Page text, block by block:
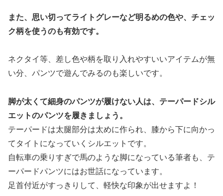
また、思い切ってライトグレーなど明るめの色や、チェッ
ク柄を使うのも有効です。
ネクタイ等、差し色や柄を取り入れやすいいアイテムが無
い分、パンツで遊んでみるのも楽しいです。
脚が太くて細身のパンツが履けない人は、テーパードシル
エットのパンツを履きましょう。
テーパードは太腿部分は太めに作られ、膝から下に向かっ
てタイトになっていくシルエットです。
自転車の乗りすぎで馬のような脚になっている筆者も、テ
ーパードパンツにはお世話になっています。
足首付近がすっきりして、軽快な印象が出せますよ！